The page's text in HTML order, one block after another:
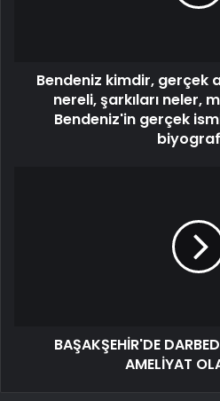
Bendeniz kimdir, gerçek
nereli, şarkıları neler,
Bendeniz'in gerçek
BAŞAKŞEHİR'DE
AMELİYAT